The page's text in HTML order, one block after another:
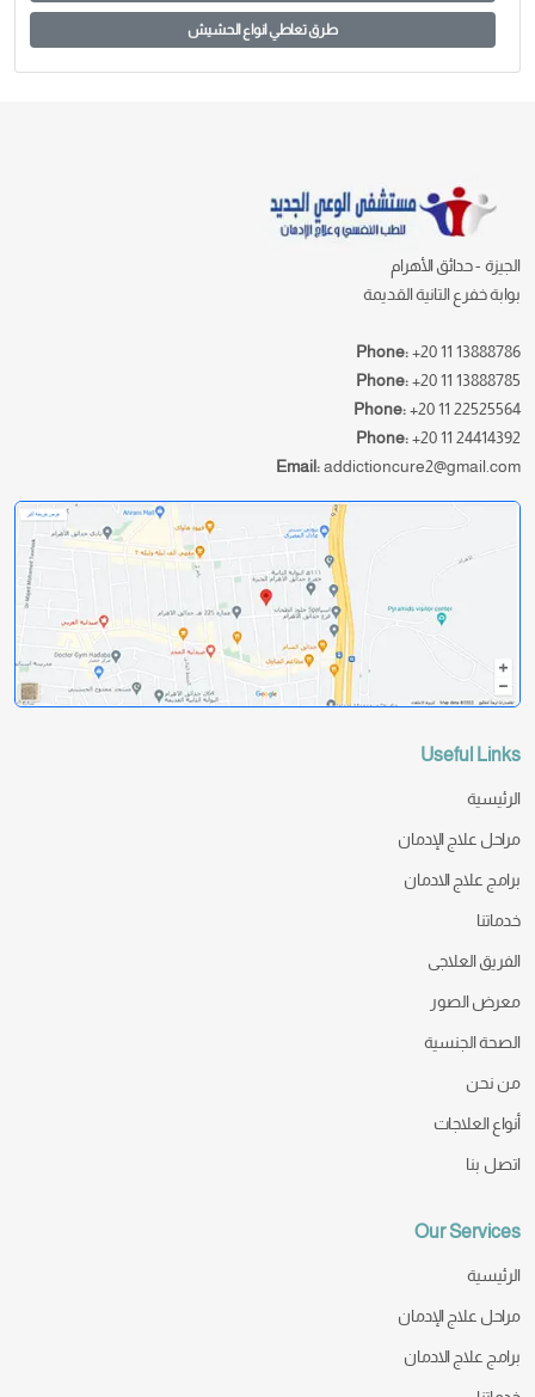
طرق تعاطي انواع الحشيش
الجيزة - حدائق الأهرام
بوابة خفرع التانية القديمة
Phone:+20 11 13888786
Phone:+20 11 13888785
Phone:+20 11 22525564
Phone:+20 11 24414392
Email:addictioncure2@gmail.com
Useful Links
الرئيسية
مراحل علاج الإدمان
برامج علاج الادمان
خدماتنا
الفريق العلاجى
معرض الصور
الصحة الجنسية
من نحن
أنواع العلاجات
اتصل بنا
Our Services
الرئيسية
مراحل علاج الإدمان
برامج علاج الادمان